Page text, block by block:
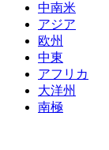
中南米
アジア
欧州
中東
アフリカ
大洋州
南極